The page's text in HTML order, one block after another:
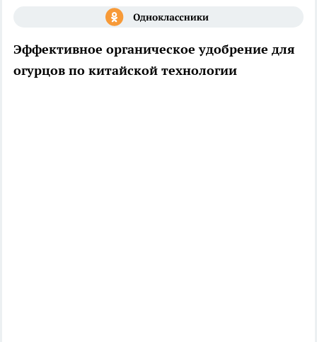
Эффективное органическое удобрение для
огурцов по китайской технологии